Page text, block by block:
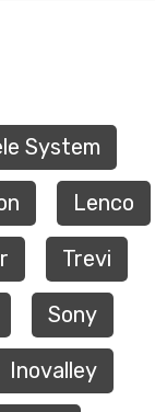
System
Lenco
Trevi
Sony
Inovalley